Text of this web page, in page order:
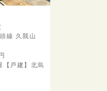
線 久我山
戸建】北烏